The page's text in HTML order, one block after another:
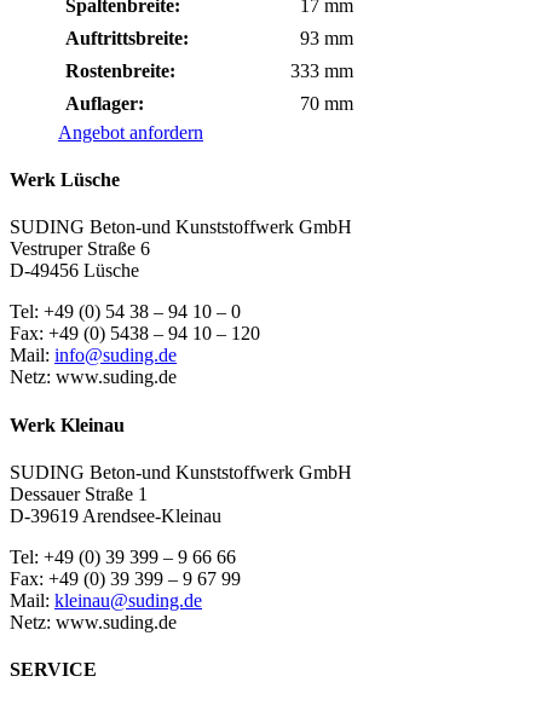
Spaltenbreite:
17 mm
Auftrittsbreite:
93 mm
Rostenbreite:
333 mm
Auflager:
70 mm
Angebot anfordern
Werk Lüsche
SUDING Beton-und Kunststoffwerk GmbH
Vestruper Straße 6
D-49456 Lüsche
Tel: +49 (0) 54 38 – 94 10 – 0
Fax: +49 (0) 5438 – 94 10 – 120
Mail: info@suding.de
Netz: www.suding.de
Werk Kleinau
SUDING Beton-und Kunststoffwerk GmbH
Dessauer Straße 1
D-39619 Arendsee-Kleinau
Tel: +49 (0) 39 399 – 9 66 66
Fax: +49 (0) 39 399 – 9 67 99
Mail: kleinau@suding.de
Netz: www.suding.de
SERVICE